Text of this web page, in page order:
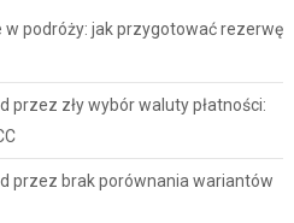
podróży: jak przygotować rezerwę
przez zły wybór waluty płatności:
przez brak porównania wariantów